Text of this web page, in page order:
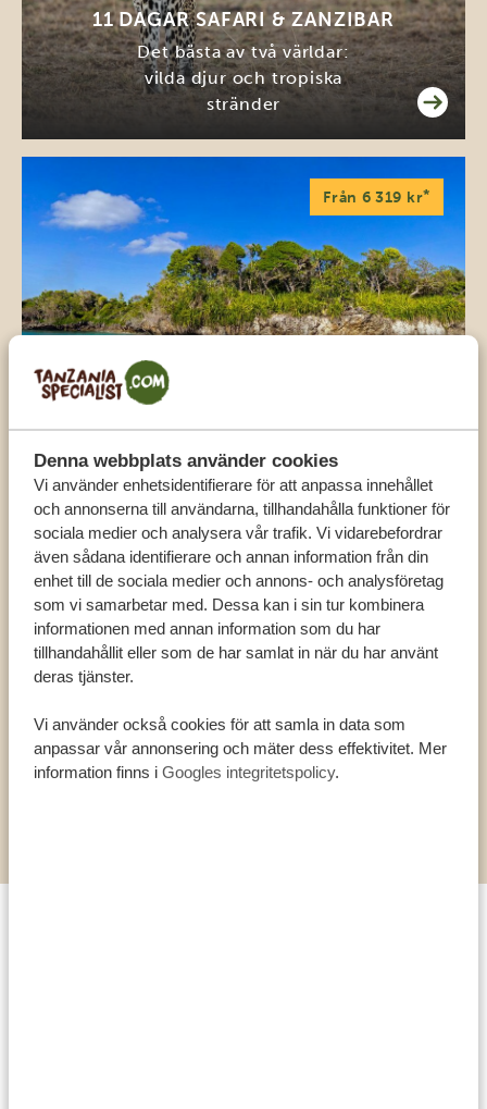
Denna webbplats använder cookies
Vi använder enhetsidentifierare för att anpassa innehållet
och annonserna till användarna, tillhandahålla funktioner för
sociala medier och analysera vår trafik. Vi vidarebefordrar
även sådana identifierare och annan information från din
enhet till de sociala medier och annons- och analysföretag
som vi samarbetar med. Dessa kan i sin tur kombinera
informationen med annan information som du har
tillhandahållit eller som de har samlat in när du har använt
deras tjänster.
Vi använder också cookies för att samla in data som
anpassar vår annonsering och mäter dess effektivitet. Mer
information finns i Googles integritetspolicy.
11 DAGAR SAFARI & ZANZIBAR
Det bästa av två världar:
vilda djur och tropiska
stränder
Från 6 319 kr*
6 DAGAR PÅ MAFIA ISLAND
Från 18 549 kr*
8 DAGARS SAFARI
Besök Tarangire,